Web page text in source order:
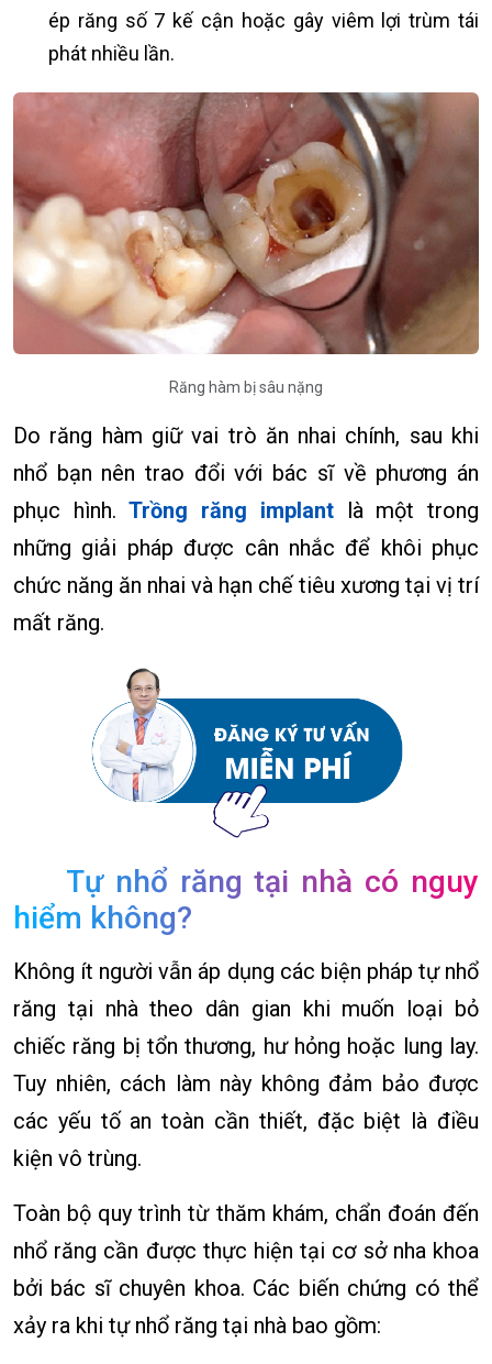
ép răng số 7 kế cận hoặc gây viêm lợi trùm tái
phát nhiều lần.
Răng hàm bị sâu nặng
Do răng hàm giữ vai trò ăn nhai chính, sau khi
nhổ bạn nên trao đổi với bác sĩ về phương án
phục hình.Trồng răng implantlà một trong
những giải pháp được cân nhắc để khôi phục
chức năng ăn nhai và hạn chế tiêu xương tại vị trí
mất răng.
Tự nhổ răng tại nhà có nguy
hiểm không?
Không ít người vẫn áp dụng các biện pháp tự nhổ
răng tại nhà theo dân gian khi muốn loại bỏ
chiếc răng bị tổn thương, hư hỏng hoặc lung lay.
Tuy nhiên, cách làm này không đảm bảo được
các yếu tố an toàn cần thiết, đặc biệt là điều
kiện vô trùng.
Toàn bộ quy trình từ thăm khám, chẩn đoán đến
nhổ răng cần được thực hiện tại cơ sở nha khoa
bởi bác sĩ chuyên khoa. Các biến chứng có thể
xảy ra khi tự nhổ răng tại nhà bao gồm: